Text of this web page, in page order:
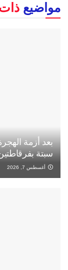
مواضيع
بعد أزمة
سبتة
أغسطس 7, 2026